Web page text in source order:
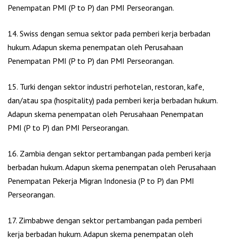
Penempatan PMI (P to P) dan PMI Perseorangan.
14. Swiss dengan semua sektor pada pemberi kerja berbadan
hukum. Adapun skema penempatan oleh Perusahaan
Penempatan PMI (P to P) dan PMI Perseorangan.
15. Turki dengan sektor industri perhotelan, restoran, kafe,
dan/atau spa (hospitality) pada pemberi kerja berbadan hukum.
Adapun skema penempatan oleh Perusahaan Penempatan
PMI (P to P) dan PMI Perseorangan.
16. Zambia dengan sektor pertambangan pada pemberi kerja
berbadan hukum. Adapun skema penempatan oleh Perusahaan
Penempatan Pekerja Migran Indonesia (P to P) dan PMI
Perseorangan.
17. Zimbabwe dengan sektor pertambangan pada pemberi
kerja berbadan hukum. Adapun skema penempatan oleh